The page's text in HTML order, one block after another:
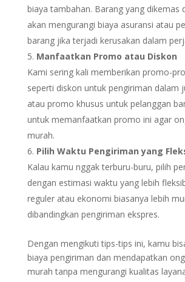
biaya tambahan. Barang yang dikemas
akan mengurangi biaya asuransi atau
barang jika terjadi kerusakan dalam
Manfaatkan Promo atau Diskon
Kami sering kali memberikan promo-
seperti diskon untuk pengiriman dalam
atau promo khusus untuk pelanggan
untuk memanfaatkan promo ini agar
murah.
Pilih Waktu Pengiriman yang
Kalau kamu nggak terburu-buru, pilih
dengan estimasi waktu yang lebih
reguler atau ekonomi biasanya lebih
dibandingkan pengiriman ekspres.
Dengan mengikuti tips-tips ini, kamu
biaya pengiriman dan mendapatkan
murah tanpa mengurangi kualitas